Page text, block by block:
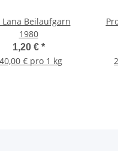
Lana Beilaufgarn
1980
1,20 € *
€ pro 1 kg